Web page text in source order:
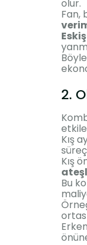
olur.
Fan,
2.
Kış
Kış
Bu